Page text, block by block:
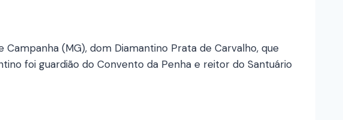
(MG), dom Diamantino Prata de Carvalho, que
foi guardião do Convento da Penha e reitor do Santuário